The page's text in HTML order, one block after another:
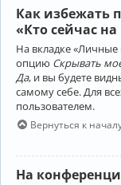
Как избежать
«Кто сейчас
На вкладке «Личные
опцию Скрывать
Да, и вы будете
самому себе. Для
пользователем.
Вернуться к
На